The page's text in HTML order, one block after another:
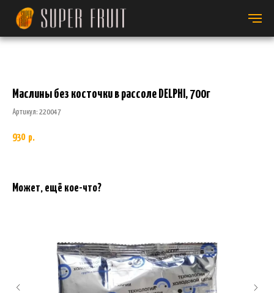
Маслины без косточки в рассоле DELPHI, 700г
Артикул: 220047
930 р.
Может, ещё кое-что?